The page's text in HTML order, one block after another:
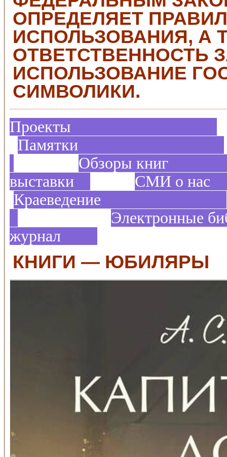
ОПРЕДЕЛЯЕТ
ИСПОЛЬЗОВАНИЯ, А
ОТВЕТСТВЕННОСТЬ
ИСПОЛЬЗОВАНИЕ
СИМВОЛИКИ.
Проекты
Памятки
Обзоры
выставки
СМИ
Краеведение
Электронные
журнал
КНИГИ — ЮБИЛЯРЫ